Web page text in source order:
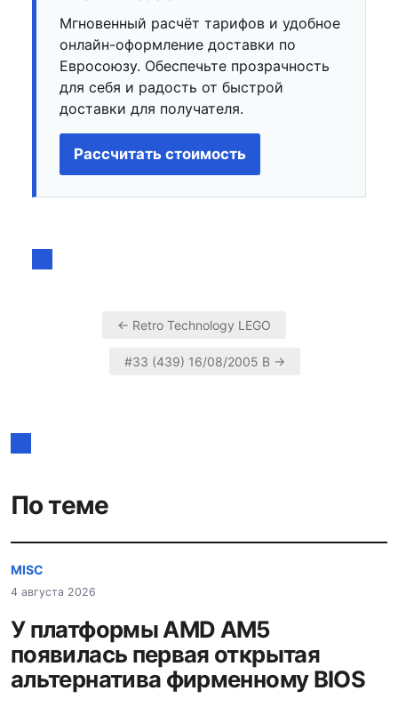
Мгновенный расчёт тарифов и удобное
онлайн-оформление доставки по
Евросоюзу. Обеспечьте прозрачность
для себя и радость от быстрой
доставки для получателя.
Рассчитать стоимость
Навигация
← Retro Technology LEGO
#33 (439) 16/08/2005 В →
По теме
MISC
4 августа 2026
У платформы AMD AM5
появилась первая открытая
альтернатива фирменному BIOS